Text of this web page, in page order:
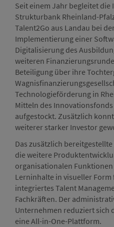
Seit einem Jahr begleitet die
Strukturbank Rheinland-
Talent2Go aus Landau bei
Implementierung einer
Digitalisierung des
weiteren
Beteiligung über ihre
Technologieförderung in
Mitteln des
aufgestockt. Zusätzlich
weiterer starker Investor
Das zusätzlich
die weitere
organisationalen
Lerninhalte in visueller
integriertes Talent
Fachkräften. Der
Unternehmen reduziert sich
eine All-in-One-Plattform.